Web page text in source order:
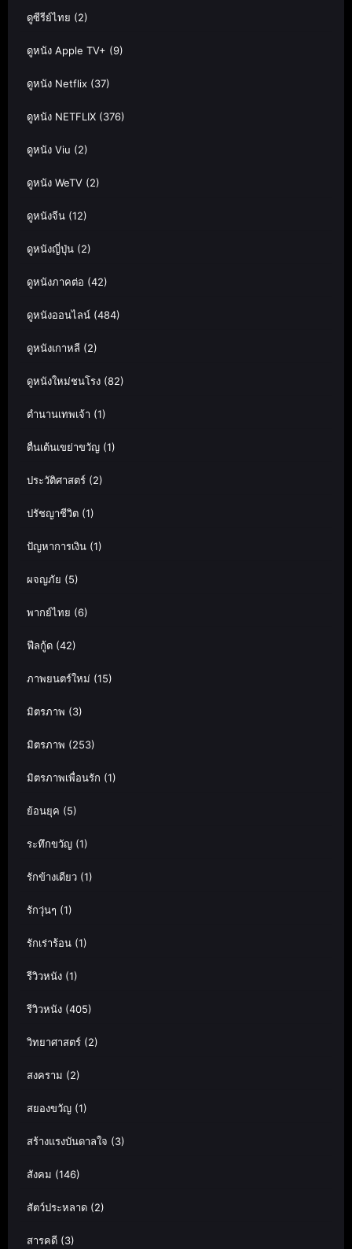
ดูซีรีย์ไทย (2)
ดูหนัง Apple TV+ (9)
ดูหนัง Netflix (37)
ดูหนัง NETFLIX (376)
ดูหนัง Viu (2)
ดูหนัง WeTV (2)
ดูหนังจีน (12)
ดูหนังญี่ปุ่น (2)
ดูหนังภาคต่อ (42)
ดูหนังออนไลน์ (484)
ดูหนังเกาหลี (2)
ดูหนังใหม่ชนโรง (82)
ตำนานเทพเจ้า (1)
ตื่นเต้นเขย่าขวัญ (1)
ประวัติศาสตร์ (2)
ปรัชญาชีวิต (1)
ปัญหาการเงิน (1)
ผจญภัย (5)
พากย์ไทย (6)
ฟีลกู้ด (42)
ภาพยนตร์ใหม่ (15)
มิตรภาพ (3)
มิตรภาพ (253)
มิตรภาพเพื่อนรัก (1)
ย้อนยุค (5)
ระทึกขวัญ (1)
รักข้างเดียว (1)
รักวุ่นๆ (1)
รักเร่าร้อน (1)
รีวิวหนัง (1)
รีวิวหนัง (405)
วิทยาศาสตร์ (2)
สงคราม (2)
สยองขวัญ (1)
สร้างแรงบันดาลใจ (3)
สังคม (146)
สัตว์ประหลาด (2)
สารคดี (3)